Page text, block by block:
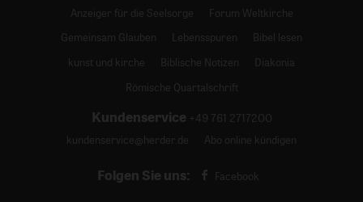
Anzeiger für die Seelsorge
Forum Weltkirche
Gemeinsam Glauben
Lebensspuren
Bibel lesen
kunst und kirche
Biblische Notizen
Diakonia
Römische Quartalschrift
Kundenservice +49 761 2717200
kundenservice@herder.de
Abo online kündigen
Folgen Sie uns: Facebook